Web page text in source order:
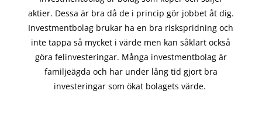
aktier. Dessa är bra då de i princip görjobbet åt dig.
Investmentbolag brukar ha en bra riskspridning och
inte tappa så mycket i värde men kan såklart också
göra felinvesteringar. Många investmentbolag är
familjeägda och har under lång tid gjort bra
investeringar som ökat bolagets värde.